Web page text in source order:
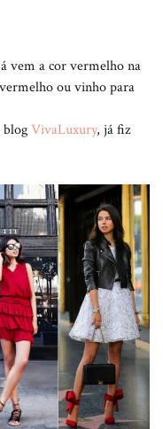
vem a cor vermelho na
ou vinho para
blogVivaLuxury, já fiz